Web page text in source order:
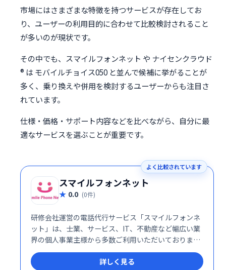
市場にはさまざまな特徴を持つサービスが存在してお
り、ユーザーの利用目的に合わせて比較検討されること
が多いのが現状です。
その中でも、スマイルフォンネット や ナイセンクラウド
® は モバイルチョイス050 と並んで候補に挙がることが
多く、乗り換えや併用を検討するユーザーからも注目さ
れています。
仕様・価格・サポート内容などを比べながら、自分に最
適なサービスを選ぶことが重要です。
よく比較されています
スマイルフォンネット
0.0 (0件)
研修会社運営の電話代行サービス「スマイルフォンネ
ット」は、士業、サービス、IT、不動産など幅広い業
界の個人事業主様から多数ご利用いただいておりま
す。業務効率化や顧客対応の向上に貢献し、お客様の
ビジネスをサポートします。
詳しく見る